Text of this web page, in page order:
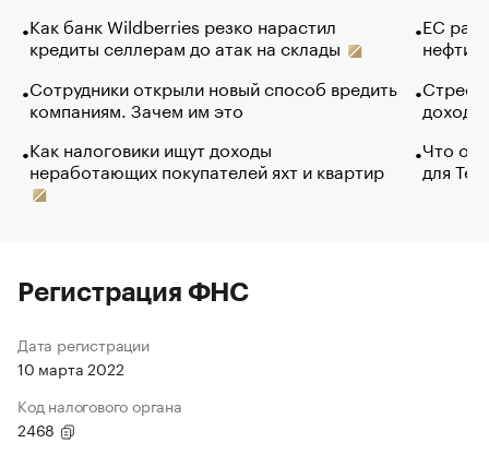
Как банк Wildberries резко нарастил
кредиты селлерам до атак на склады
Сотрудники открыли новый способ вредить
компаниям. Зачем им это
Как налоговики ищут доходы
неработающих покупателей яхт и квартир
ЕС
нефти
Что
для
Регистрация ФНС
Дата регистрации
10 марта 2022
Код налогового органа
2468